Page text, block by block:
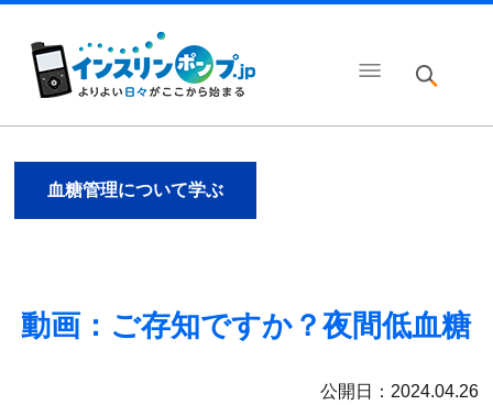
血糖管理について学ぶ
動画：ご存知ですか？夜間低血糖
公開日：2024.04.26